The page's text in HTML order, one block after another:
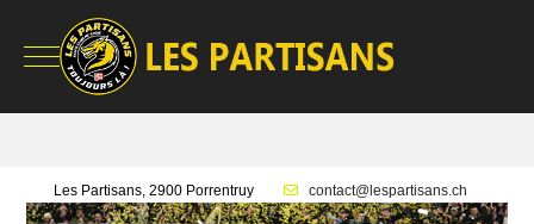
Mobile Menu Toggle
Les Partisans, 2900 Porrentruy contact@lespartisans.ch